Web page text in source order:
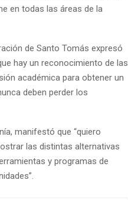
en todas las áreas de la
de Santo Tomás expresó
hay un reconocimiento de las
académica para obtener un
deben perder los
manifestó que “quiero
las distintas alternativas
y programas de